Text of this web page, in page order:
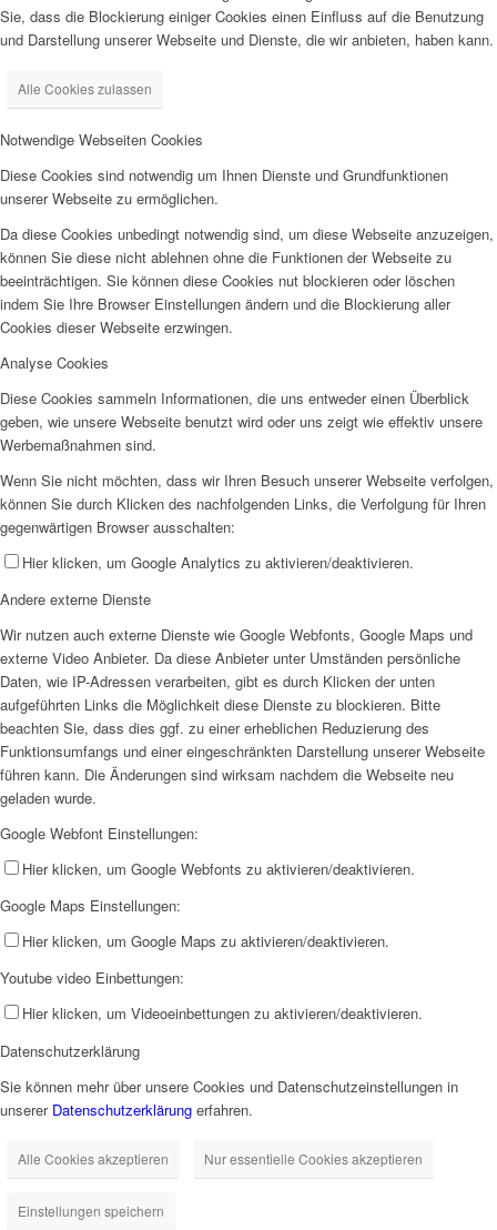
Sie, dass die Blockierung einiger Cookies einen Einfluss auf die Benutzung
und Darstellung unserer Webseite und Dienste, die wir anbieten, haben kann.
Alle Cookies zulassen
Notwendige Webseiten Cookies
Diese Cookies sind notwendig um Ihnen Dienste und Grundfunktionen
unserer Webseite zu ermöglichen.
Da diese Cookies unbedingt notwendig sind, um diese Webseite anzuzeigen,
können Sie diese nicht ablehnen ohne die Funktionen der Webseite zu
beeinträchtigen. Sie können diese Cookies nut blockieren oder löschen
indem Sie Ihre Browser Einstellungen ändern und die Blockierung aller
Cookies dieser Webseite erzwingen.
Analyse Cookies
Diese Cookies sammeln Informationen, die uns entweder einen Überblick
geben, wie unsere Webseite benutzt wird oder uns zeigt wie effektiv unsere
Werbemaßnahmen sind.
Wenn Sie nicht möchten, dass wir Ihren Besuch unserer Webseite verfolgen,
können Sie durch Klicken des nachfolgenden Links, die Verfolgung für Ihren
gegenwärtigen Browser ausschalten:
Hier klicken, um Google Analytics zu aktivieren/deaktivieren.
Andere externe Dienste
Wir nutzen auch externe Dienste wie Google Webfonts, Google Maps und
externe Video Anbieter. Da diese Anbieter unter Umständen persönliche
Daten, wie IP-Adressen verarbeiten, gibt es durch Klicken der unten
aufgeführten Links die Möglichkeit diese Dienste zu blockieren. Bitte
beachten Sie, dass dies ggf. zu einer erheblichen Reduzierung des
Funktionsumfangs und einer eingeschränkten Darstellung unserer Webseite
führen kann. Die Änderungen sind wirksam nachdem die Webseite neu
geladen wurde.
Google Webfont Einstellungen:
Hier klicken, um Google Webfonts zu aktivieren/deaktivieren.
Google Maps Einstellungen:
Hier klicken, um Google Maps zu aktivieren/deaktivieren.
Youtube video Einbettungen:
Hier klicken, um Videoeinbettungen zu aktivieren/deaktivieren.
Datenschutzerklärung
Sie können mehr über unsere Cookies und Datenschutzeinstellungen in
unserer Datenschutzerklärung erfahren.
Alle Cookies akzeptieren Nur essentielle Cookies akzeptieren
Einstellungen speichern